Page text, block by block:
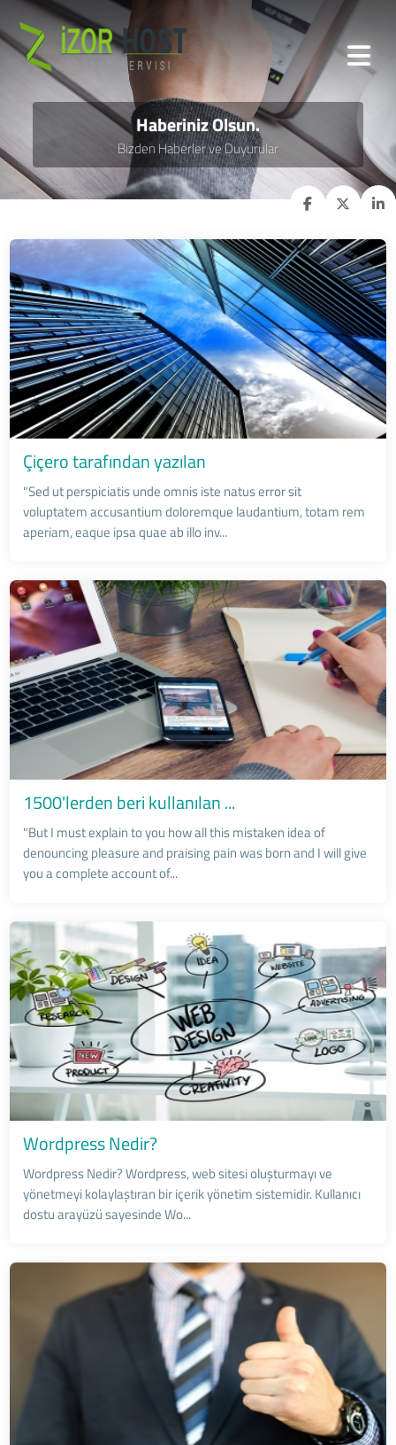
Haberiniz Olsun.
Bizden Haberler ve Duyurular
Çiçero tarafından yazılan
"Sed ut perspiciatis unde omnis iste natus error sit
voluptatem accusantium doloremque laudantium, totam rem
aperiam, eaque ipsa quae ab illo inv...
1500'lerden beri kullanılan ...
"But I must explain to you how all this mistaken idea of
denouncing pleasure and praising pain was born and I will give
you a complete account of...
Wordpress Nedir?
Wordpress Nedir? Wordpress, web sitesi oluşturmayı ve
yönetmeyi kolaylaştıran bir içerik yönetim sistemidir. Kullanıcı
dostu arayüzü sayesinde Wo...